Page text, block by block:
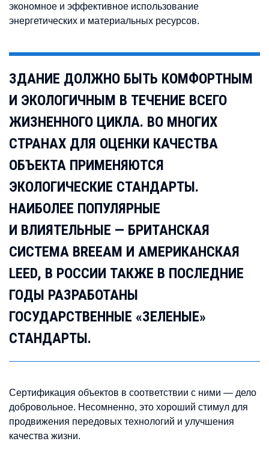
экономное и эффективное использование
энергетических и материальных ресурсов.
ЗДАНИЕ ДОЛЖНО БЫТЬ КОМФОРТНЫМ
И ЭКОЛОГИЧНЫМ В ТЕЧЕНИЕ ВСЕГО
ЖИЗНЕННОГО ЦИКЛА. ВО МНОГИХ
СТРАНАХ ДЛЯ ОЦЕНКИ КАЧЕСТВА
ОБЪЕКТА ПРИМЕНЯЮТСЯ
ЭКОЛОГИЧЕСКИЕ СТАНДАРТЫ.
НАИБОЛЕЕ ПОПУЛЯРНЫЕ
И ВЛИЯТЕЛЬНЫЕ — БРИТАНСКАЯ
СИСТЕМА BREEAM И АМЕРИКАНСКАЯ
LEED, В РОССИИ ТАКЖЕ В ПОСЛЕДНИЕ
ГОДЫ РАЗРАБОТАНЫ
ГОСУДАРСТВЕННЫЕ «ЗЕЛЕНЫЕ»
СТАНДАРТЫ.
Сертификация объектов в соответствии с ними — дело
добровольное. Несомненно, это хороший стимул для
продвижения передовых технологий и улучшения
качества жизни.